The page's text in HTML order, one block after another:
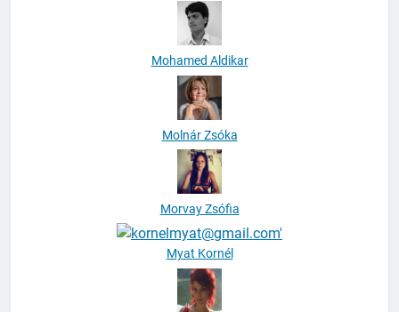
Mohamed Aldikar
Molnár Zsóka
Morvay Zsófia
Myat Kornél